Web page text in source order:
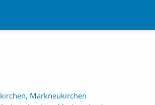
Markneukirchen